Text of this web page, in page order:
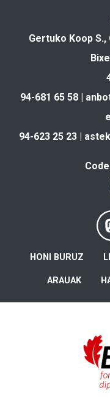
Gertuko Koop
94-681 65 58 |
94-623 25 23 |
HONI BURUZ
ARAUAK